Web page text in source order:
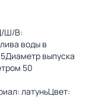
Ш/В:
воды в
выпуска
50
латуньЦвет: